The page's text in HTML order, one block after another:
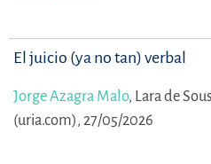
El juicio (ya no tan) verbal
Jorge Azagra Malo, Lara de
(uria.com), 27/05/2026